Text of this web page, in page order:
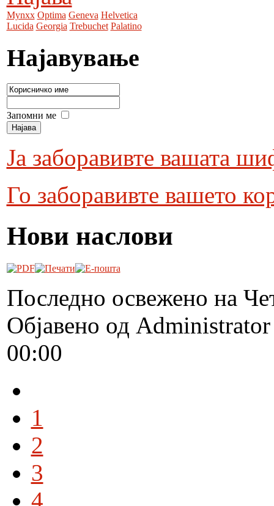
Mynxx Optima Geneva Helvetica
Lucida Georgia Trebuchet Palatino
Најавување
Запомни ме
Ја заборавивте вашата
Го заборавивте вашето
Нови наслови
Последно освежено на
Објавено од
00:00
1
2
3
4